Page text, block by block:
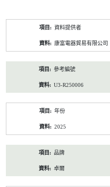
資料提供者
康富電器貿易有限公司
參考編號
U3-R250006
年份
2025
品牌
卓爾